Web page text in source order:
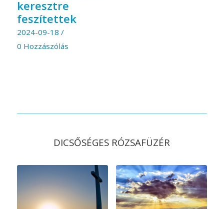
keresztre
feszítettek
2024-09-18 /
0 Hozzászólás
DICSŐSÉGES RÓZSAFÜZÉR